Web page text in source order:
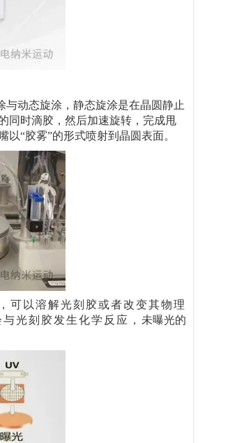
与动态旋涂，静态旋涂是在晶圆静止
同时滴胶，然后加速旋转，完成甩
“胶雾”的形式喷射到晶圆表面。
可以溶解光刻胶或者改变其物理
光刻胶发生化学反应， 未曝光的